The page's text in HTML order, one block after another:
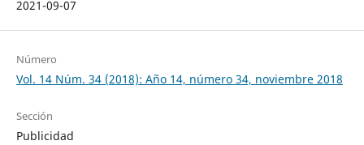
2021-09-07
Número
Vol. 14 Núm. 34 (2018): Año 14, número 34, noviembre 2018
Sección
Publicidad